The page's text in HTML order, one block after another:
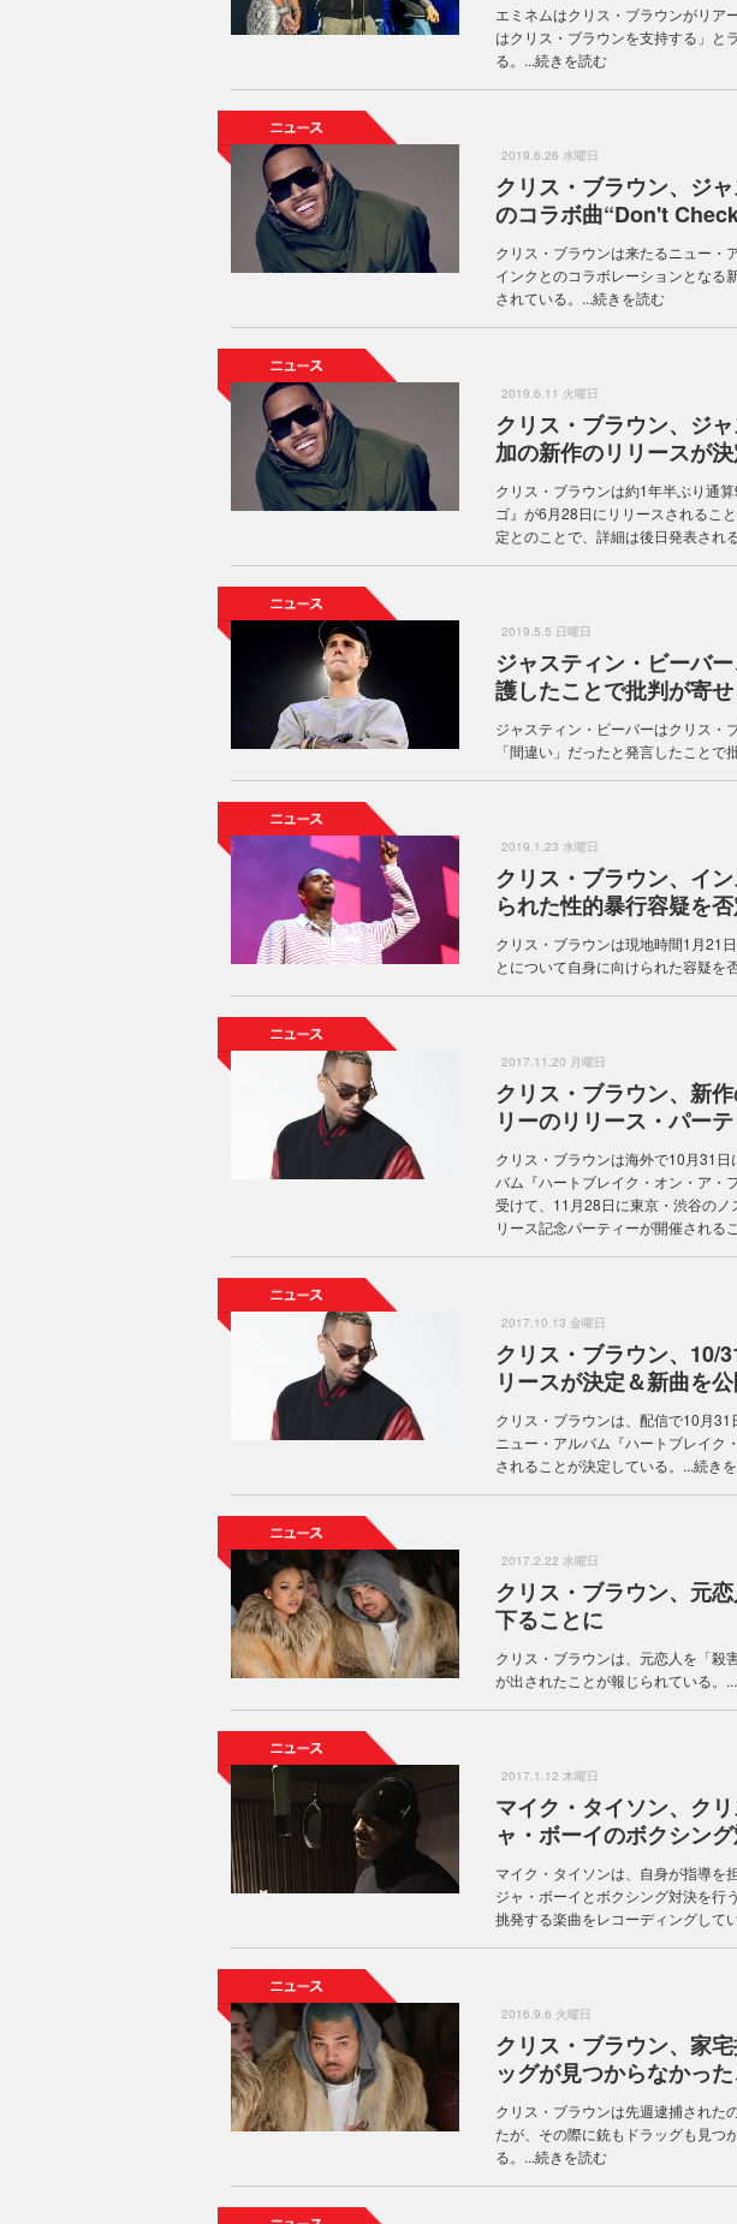
エミネムはクリス・ブラウンがリア
はクリス・ブラウンを支持する」と
る。...続きを読む
2019.6.26 水曜日
クリス・ブラウン、ジ
のコラボ曲“Don't
クリス・ブラウンは来たるニュー・
インクとのコラボレーションとなる
されている。...続きを読む
2019.6.11 火曜日
クリス・ブラウン、ジ
加の新作のリリースが
クリス・ブラウンは約1年半ぶり通
ゴ』が6月28日にリリースされるこ
定とのことで、詳細は後日発表され
2019.5.5 日曜日
ジャスティン・ビーバ
護したことで批判が寄
ジャスティン・ビーバーはクリス・
「間違い」だったと発言したことで
2019.1.23 水曜日
クリス・ブラウン、イ
られた性的暴行容疑を
クリス・ブラウンは現地時間1月21
とについて自身に向けられた容疑を
2017.11.20 月曜日
クリス・ブラウン、新
リーのリリース・パー
クリス・ブラウンは海外で10月31
バム『ハートブレイク・オン・ア・
受けて、11月28日に東京・渋谷の
リース記念パーティーが開催される
2017.10.13 金曜日
クリス・ブラウン、10/
リースが決定＆新曲を
クリス・ブラウンは、配信で10月
ニュー・アルバム『ハートブレイク
されることが決定している。...続き
2017.2.22 水曜日
クリス・ブラウン、元
下ることに
クリス・ブラウンは、元恋人を「殺
が出されたことが報じられている。...
2017.1.12 木曜日
マイク・タイソン、ク
ャ・ボーイのボクシン
マイク・タイソンは、自身が指導を
ジャ・ボーイとボクシング対決を行
挑発する楽曲をレコーディングして
2016.9.6 火曜日
クリス・ブラウン、家
ッグが見つからなかっ
クリス・ブラウンは先週逮捕された
たが、その際に銃もドラッグも見つ
る。...続きを読む